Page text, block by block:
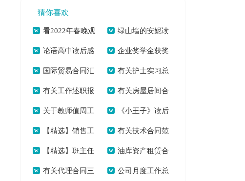
字]
共6112字]
猜你喜欢
看2022年春晚观
后感600字作文素材
[本文共5075字]
绿山墙的安妮读
后感六年级学生[本
文共3655字]
论语高中读后感
合辑[本文共4314字]
企业奖学金获奖
学生发言稿[本文共
854字]
国际贸易合同汇
总6篇[本文共6054
字]
有关护士实习总
结集合八篇[本文共
7326字]
有关工作述职报
告模板集锦6篇[本文
共7930字]
有关房屋居间合
同集锦6篇[本文共
7048字]
关于教师值周工
作总结集锦十篇[本
文共8515字]
《小王子》读后
感（共3篇）[本文共
1284字]
【精选】销售工
作总结集合五篇[本
文共6783字]
有关技术合同范
文汇编10篇[本文共
18658字]
【精选】班主任
年级工作总结模板合
油库资产租赁合
同[本文共2769字]
有关代理合同三 公司月度工作总